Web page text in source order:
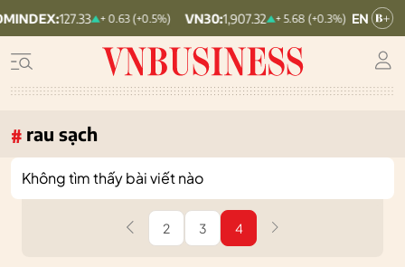
127.33 + 0.63 (+0.5%) VN30:1,907.32 + 5.68 (+0.3%) VNINDEX:
# rau sạch
Không tìm thấy bài viết nào
2 3 4